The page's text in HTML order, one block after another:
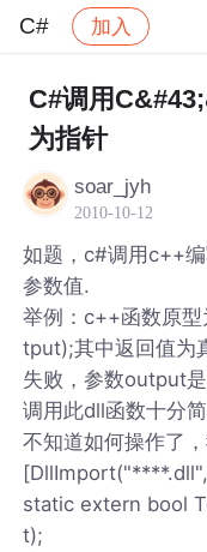
C# 加入
社区 C#
C#调用
为指针
soar_jyh
2010-10-12
如题，c#调用c++
参数值.
举例：c++函数原
tput);其中返回值为
失败，参数output
调用此dll函数十分
不知道如何操作了
static extern bool
t);